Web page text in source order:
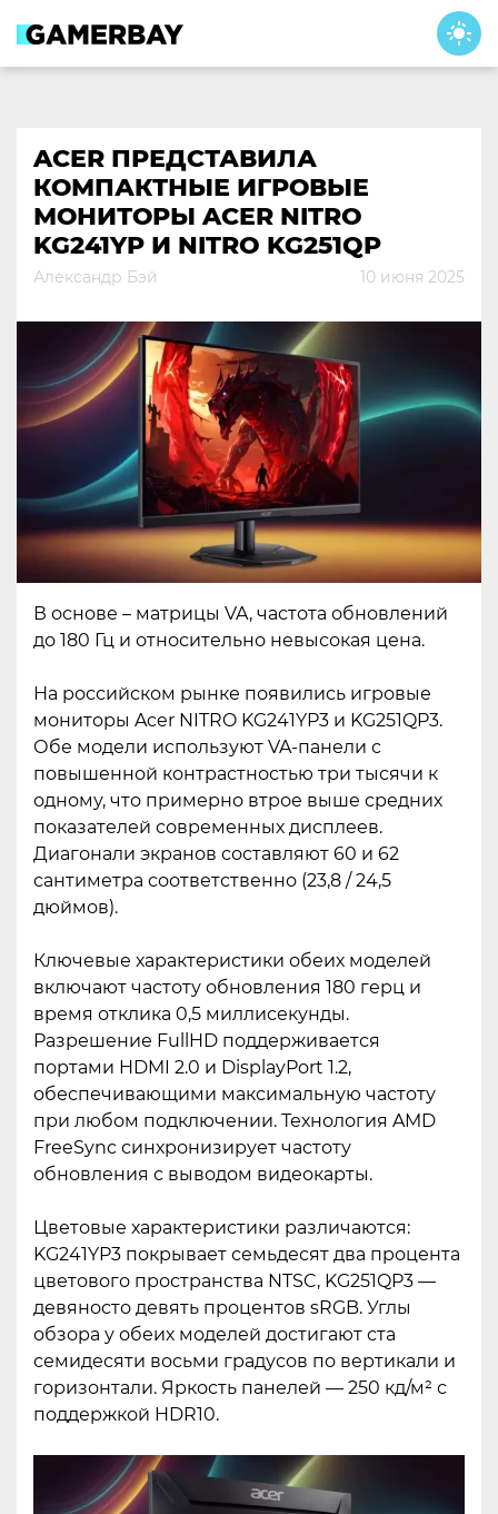
content
ACER ПРЕДСТАВИЛА
КОМПАКТНЫЕ ИГРОВЫЕ
МОНИТОРЫ ACER NITRO
KG241YP И NITRO KG251QP
Александр Бэй 10 июня 2025
В основе – матрицы VA, частота обновлений
до 180 Гц и относительно невысокая цена.
На российском рынке появились игровые
мониторы Acer NITRO KG241YP3 и KG251QP3.
Обе модели используют VA-панели с
повышенной контрастностью три тысячи к
одному, что примерно втрое выше средних
показателей современных дисплеев.
Диагонали экранов составляют 60 и 62
сантиметра соответственно (23,8 / 24,5
дюймов).
Ключевые характеристики обеих моделей
включают частоту обновления 180 герц и
время отклика 0,5 миллисекунды.
Разрешение FullHD поддерживается
портами HDMI 2.0 и DisplayPort 1.2,
обеспечивающими максимальную частоту
при любом подключении. Технология AMD
FreeSync синхронизирует частоту
обновления с выводом видеокарты.
Цветовые характеристики различаются:
KG241YP3 покрывает семьдесят два процента
цветового пространства NTSC, KG251QP3 —
девяносто девять процентов sRGB. Углы
обзора у обеих моделей достигают ста
семидесяти восьми градусов по вертикали и
горизонтали. Яркость панелей — 250 кд/м² с
поддержкой HDR10.